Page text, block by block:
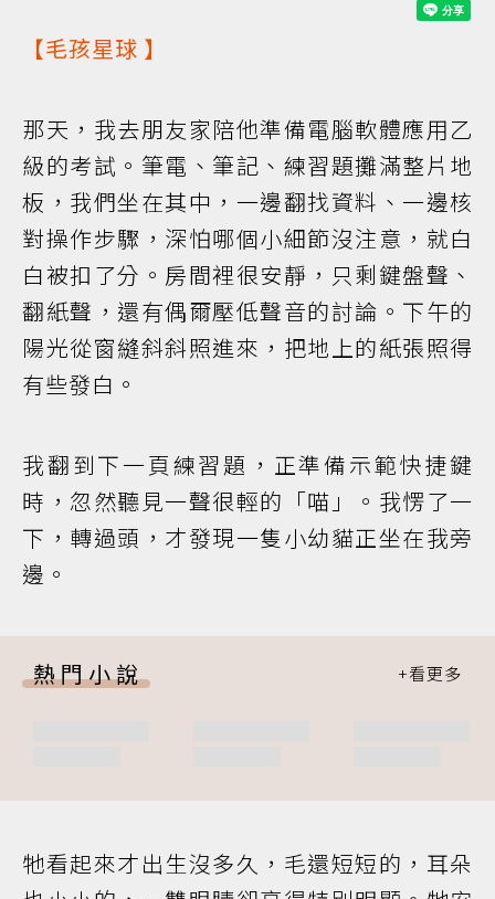
【毛孩星球 】
那天，我去朋友家陪他準備電腦軟體應用乙
級的考試。筆電、筆記、練習題攤滿整片地
板，我們坐在其中，一邊翻找資料、一邊核
對操作步驟，深怕哪個小細節沒注意，就白
白被扣了分。房間裡很安靜，只剩鍵盤聲、
翻紙聲，還有偶爾壓低聲音的討論。下午的
陽光從窗縫斜斜照進來，把地上的紙張照得
有些發白。
我翻到下一頁練習題，正準備示範快捷鍵
時，忽然聽見一聲很輕的「喵」。我愣了一
下，轉過頭，才發現一隻小幼貓正坐在我旁
邊。
熱門小說
牠看起來才出生沒多久，毛還短短的，耳朵